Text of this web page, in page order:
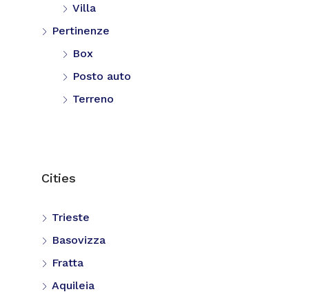
Villa
Pertinenze
Box
Posto auto
Terreno
Cities
Trieste
Basovizza
Fratta
Aquileia